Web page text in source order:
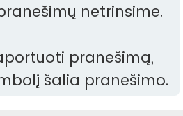
netrinsime.
pranešimą,
šalia pranešimo.